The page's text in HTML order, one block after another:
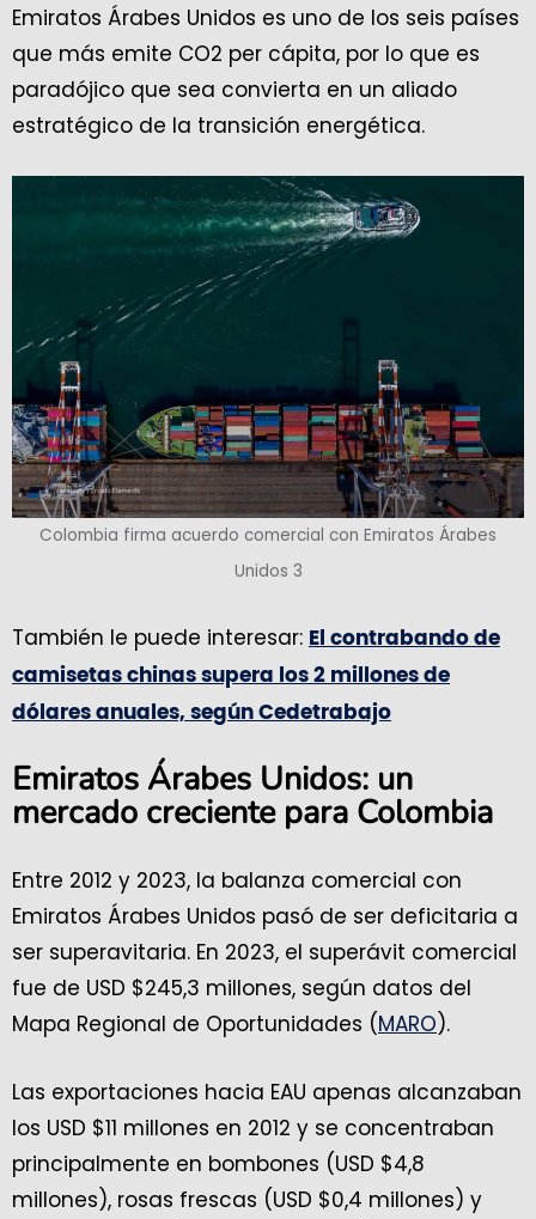
Emiratos Árabes Unidos es uno de los seis países
que más emite CO2 per cápita, por lo que es
paradójico que sea convierta en un aliado
estratégico de la transición energética.
Colombia firma acuerdo comercial con Emiratos Árabes
Unidos 3
También le puede interesar: El contrabando de
camisetas chinas supera los 2 millones de
dólares anuales, según Cedetrabajo
Emiratos Árabes Unidos: un
mercado creciente para Colombia
Entre 2012 y 2023, la balanza comercial con
Emiratos Árabes Unidos pasó de ser deficitaria a
ser superavitaria. En 2023, el superávit comercial
fue de USD $245,3 millones, según datos del
Mapa Regional de Oportunidades (MARO).
Las exportaciones hacia EAU apenas alcanzaban
los USD $11 millones en 2012 y se concentraban
principalmente en bombones (USD $4,8
millones), rosas frescas (USD $0,4 millones) y